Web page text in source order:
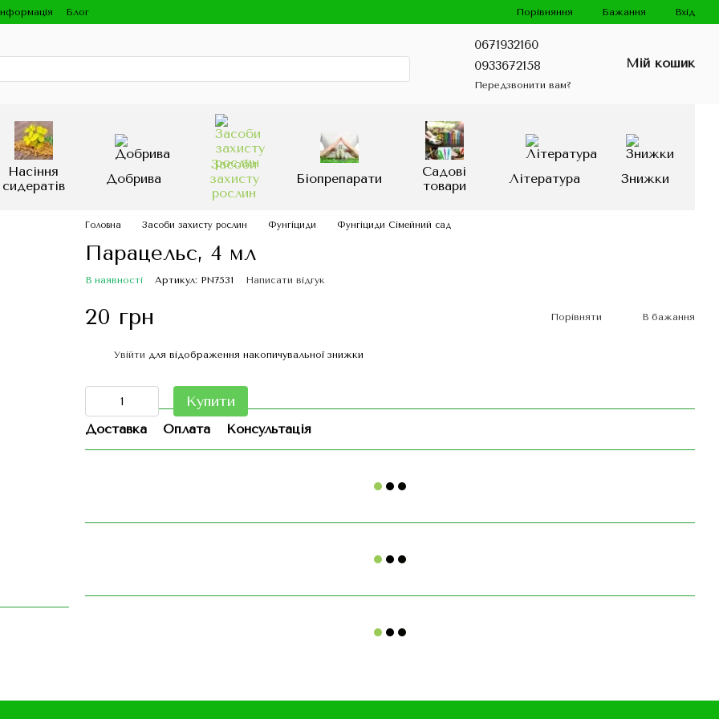
Блог Порівняння Бажання Вхід
0671932160
0933672158
Передзвонити вам?
Мій кошик
Насіння
сидератів
Добрива
Засоби
захисту
рослин
Біопрепарати
Садові
товари
Література Знижки
Головна Засоби захисту рослин Фунгіциди Фунгіциди Сімейний сад
Парацельс, 4 мл
В наявності Артикул: PN7531 Написати відгук
20 грн Порівняти В бажання
Увійти для відображення накопичувальної знижки
Купити
Доставка Оплата Консультація